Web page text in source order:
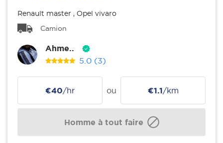
Renault master , Opel vivaro
Camion
Ahme..
5.0 (3)
€40/hr ou €1.1/km
Homme à tout faire